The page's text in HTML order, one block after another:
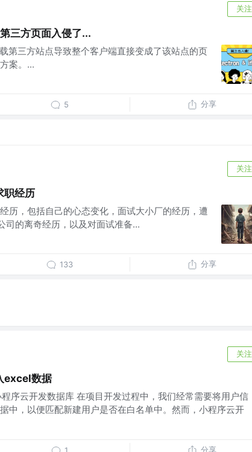
关注
三方页面入侵了...
第三方站点导致整个客户端直接变成了该站点的页
案。...
5 分享
关注
职经历
历，包括自己的心态变化，面试大小厂的经历，遭
司的离奇经历，以及对面试准备...
133 分享
关注
excel数据
序云开发数据库 在项目开发过程中，我们经常需要将用户信
中，以便匹配新建用户是否在白名单中。然而，小程序云开
分享